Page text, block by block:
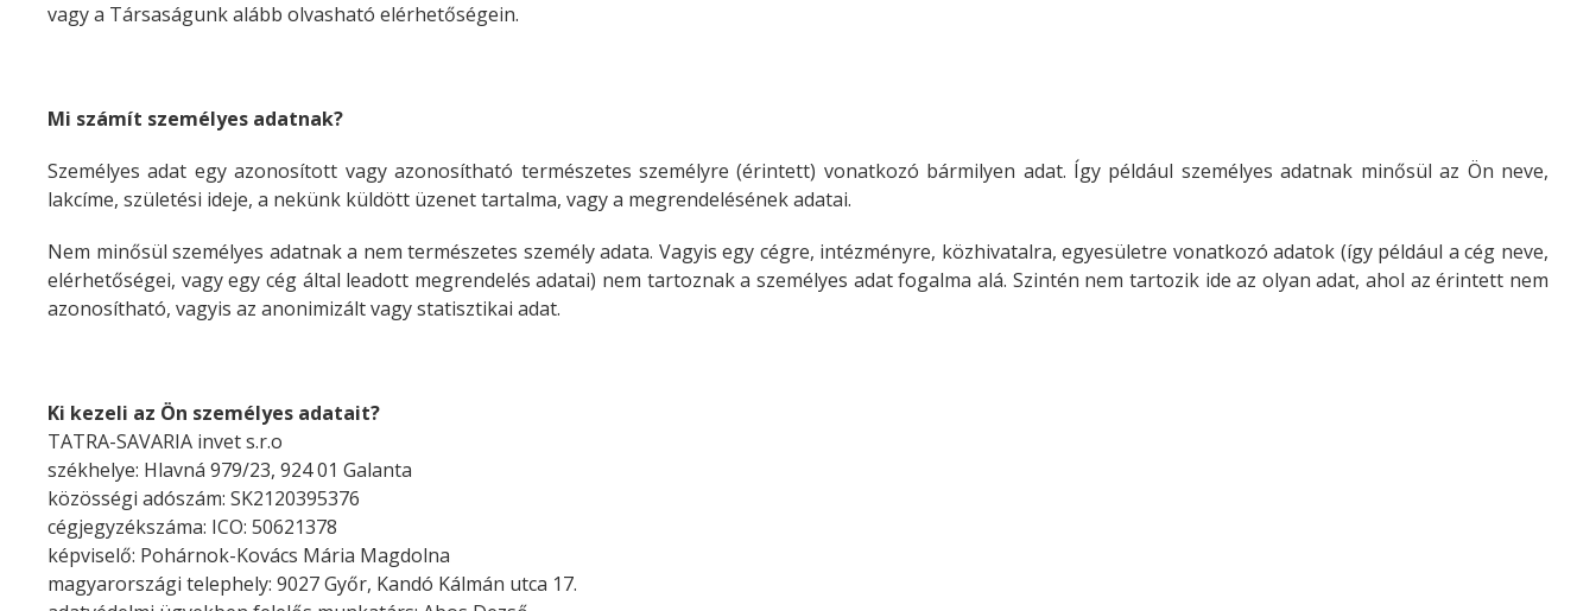
vagy a Társaságunk alább olvasható elérhetőségein.
Mi számít személyes adatnak?
Személyes adat egy azonosított vagy azonosítható természetes személyre (érintett) vonatkozó bármilyen adat. Így például személyes adatnak minősül az Ön neve,
lakcíme, születési ideje, a nekünk küldött üzenet tartalma, vagy a megrendelésének adatai.
Nem minősül személyes adatnak a nem természetes személy adata. Vagyis egy cégre, intézményre, közhivatalra, egyesületre vonatkozó adatok (így például a cég neve,
elérhetőségei, vagy egy cég által leadott megrendelés adatai) nem tartoznak a személyes adat fogalma alá. Szintén nem tartozik ide az olyan adat, ahol az érintett nem
azonosítható, vagyis az anonimizált vagy statisztikai adat.
Ki kezeli az Ön személyes adatait?
TATRA-SAVARIA invet s.r.o
székhelye: Hlavná 979/23, 924 01 Galanta
közösségi adószám: SK2120395376
cégjegyzékszáma: ICO: 50621378
képviselő: Pohárnok-Kovács Mária Magdolna
magyarországi telephely: 9027 Győr, Kandó Kálmán utca 17.